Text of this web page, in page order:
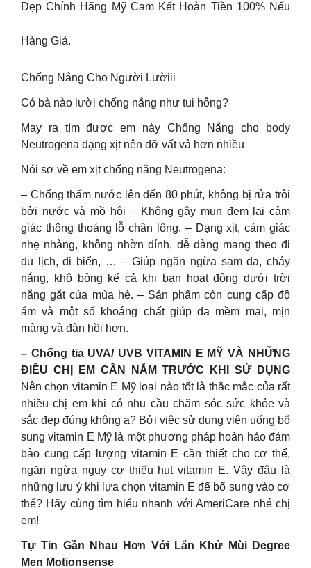
Đẹp Chính Hãng Mỹ Cam Kết Hoàn Tiền 100% Nếu
Hàng Giả.
Chống Nắng Cho Người Lườiii
Có bà nào lười chống nắng như tui hông?
May ra tìm được em này Chống Nắng cho body
Neutrogena dạng xịt nên đỡ vất vả hơn nhiều
Nói sơ về em xịt chống nắng Neutrogena:
– Chống thấm nước lên đến 80 phút, không bị rửa trôi
bởi nước và mồ hôi – Không gây mụn đem lại cảm
giác thông thoáng lỗ chân lông. – Dạng xịt, cảm giác
nhẹ nhàng, không nhờn dính, dễ dàng mang theo đi
du lịch, đi biển, … – Giúp ngăn ngừa sạm da, cháy
nắng, khô bỏng kể cả khi bạn hoạt động dưới trời
nắng gắt của mùa hè. – Sản phẩm còn cung cấp độ
ẩm và một số khoáng chất giúp da mềm mại, mịn
màng và đàn hồi hơn.
– Chống tia UVA/ UVB VITAMIN E MỸ VÀ NHỮNG
ĐIỀU CHỊ EM CẦN NẮM TRƯỚC KHI SỬ DỤNG
Nên chọn vitamin E Mỹ loại nào tốt là thắc mắc của rất
nhiều chị em khi có nhu cầu chăm sóc sức khỏe và
sắc đẹp đúng không ạ? Bởi việc sử dụng viên uống bổ
sung vitamin E Mỹ là một phương pháp hoàn hảo đảm
bảo cung cấp lượng vitamin E cần thiết cho cơ thể,
ngăn ngừa nguy cơ thiếu hụt vitamin E. Vậy đâu là
những lưu ý khi lựa chọn vitamin E để bổ sung vào cơ
thể? Hãy cùng tìm hiểu nhanh với AmeriCare nhé chị
em!
Tự Tin Gần Nhau Hơn Với Lăn Khử Mùi Degree
Men Motionsense